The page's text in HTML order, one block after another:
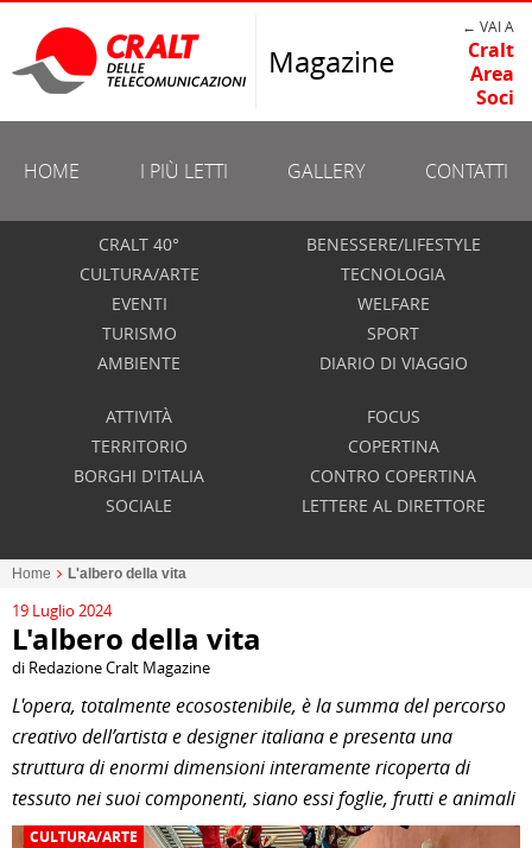
Magazine
← VAI A
Cralt
Area
Soci
HOME I PIÙ LETTI GALLERY CONTATTI
CRALT 40°
CULTURA/ARTE
EVENTI
TURISMO
AMBIENTE
BENESSERE/LIFESTYLE
TECNOLOGIA
WELFARE
SPORT
DIARIO DI VIAGGIO
ATTIVITÀ
TERRITORIO
BORGHI D'ITALIA
SOCIALE
FOCUS
COPERTINA
CONTRO COPERTINA
LETTERE AL DIRETTORE
Home L'albero della vita
19 Luglio 2024
L'albero della vita
di Redazione Cralt Magazine
L'opera, totalmente ecosostenibile, è la summa del percorso
creativo dell’artista e designer italiana e presenta una
struttura di enormi dimensioni interamente ricoperta di
tessuto nei suoi componenti, siano essi foglie, frutti e animali
CULTURA/ARTE